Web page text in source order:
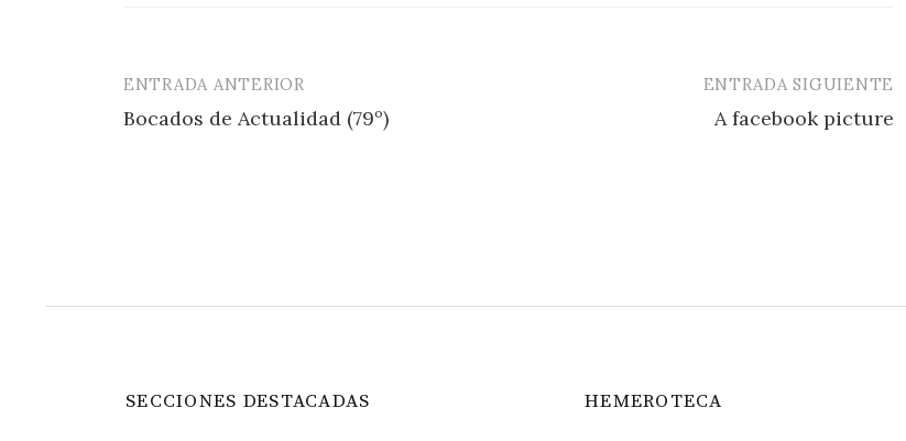
Navegación
de
ENTRADA ANTERIOR
Bocados de Actualidad (79º)
ENTRADA SIGUIENTE
A facebook picture
SECCIONES DESTACADAS HEMEROTECA